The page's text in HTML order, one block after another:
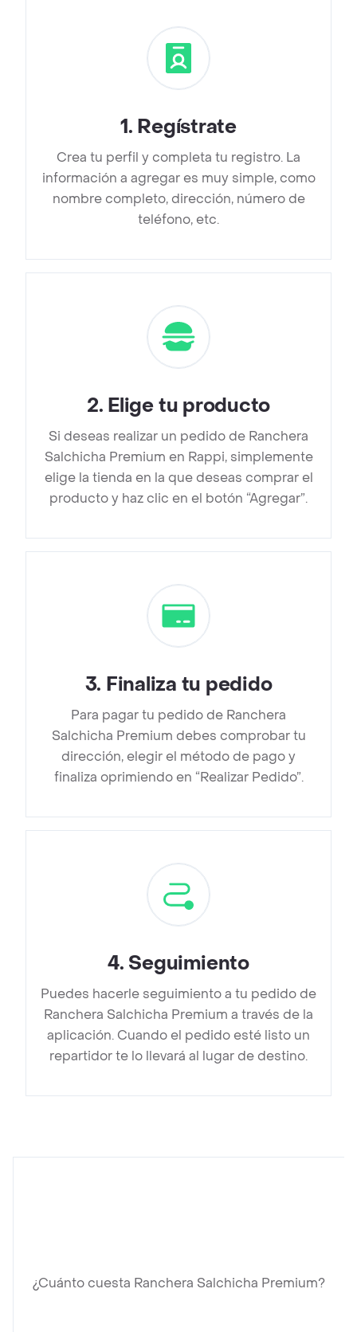
1. Regístrate
Crea tu perfil y completa tu registro. La
información a agregar es muy simple, como
nombre completo, dirección, número de
teléfono, etc.
2. Elige tu producto
Si deseas realizar un pedido de Ranchera
Salchicha Premium en Rappi, simplemente
elige la tienda en la que deseas comprar el
producto y haz clic en el botón “Agregar”.
3. Finaliza tu pedido
Para pagar tu pedido de Ranchera
Salchicha Premium debes comprobar tu
dirección, elegir el método de pago y
finaliza oprimiendo en “Realizar Pedido”.
4. Seguimiento
Puedes hacerle seguimiento a tu pedido de
Ranchera Salchicha Premium a través de la
aplicación. Cuando el pedido esté listo un
repartidor te lo llevará al lugar de destino.
¿Cuánto cuesta Ranchera Salchicha Premium?